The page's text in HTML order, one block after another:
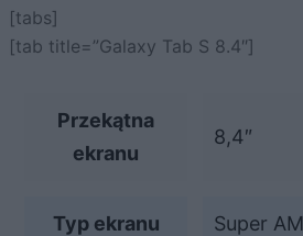
[tabs]
[tab title=”Galaxy Tab S 8.4″]
Przekątna
ekranu
8,4″
Typ ekranu Super